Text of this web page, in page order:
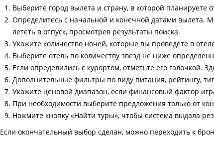
Выберите город вылета и страну, в которой
Определитесь с начальной и конечной датами вылета.
лететь в отпуск, просмотрев результаты поиска.
Укажите количество ночей, которые вы проведете в
Выберите отель по количеству звезд не ниже
Если определились с курортом, отметьте его галочкой.
Дополнительные фильтры по виду питания, рейтингу,
Укажите ценовой диапазон, если финансовый фактор
При необходимости выберите предложения только от
Нажмите кнопку «Найти туры», чтобы система выдала
Если окончательный выбор сделан, можно переходить к